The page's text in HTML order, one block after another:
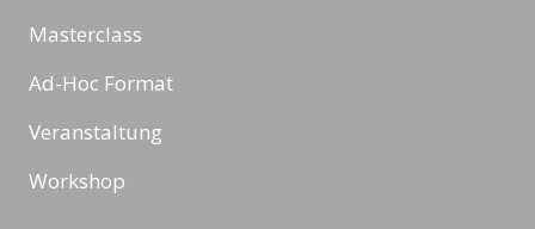
Masterclass
Ad-Hoc Format
Veranstaltung
Workshop